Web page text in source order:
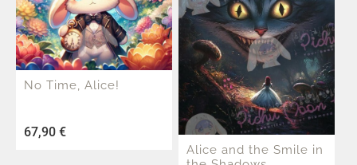
No Time, Alice!
67,90 €
Alice and the Smile in